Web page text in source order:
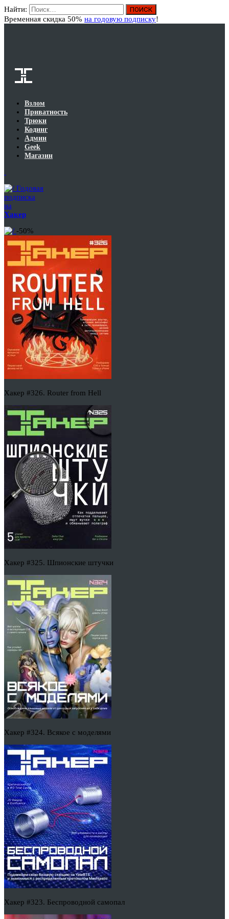
Найти:
Временная скидка 50% на годовую подписку!
Взлом
Приватность
Трюки
Кодинг
Админ
Geek
Магазин
Годовая
подписка
на
Хакер
-50%
Хакер #326. Router from Hell
Хакер #325. Шпионские штучки
Хакер #324. Всякое с моделями
Хакер #323. Беспроводной самопал